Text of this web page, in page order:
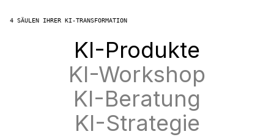
4 SÄULEN IHRER KI-TRANSFORMATION
KI-Produkte
KI-Workshop
KI-Beratung
KI-Strategie